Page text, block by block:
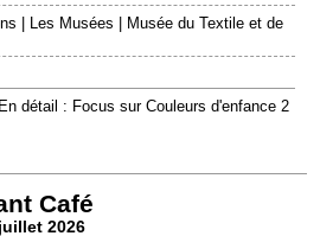
Les Musées
Musée du Textile et de
En détail : Focus sur Couleurs d'enfance 2
Café
2026